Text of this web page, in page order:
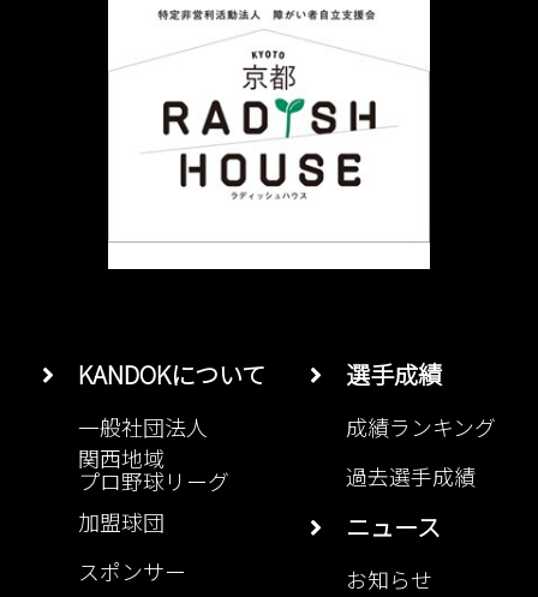
KANDOKについて
一般社団法人
関西地域
プロ野球リーグ
加盟球団
スポンサー
選手成績
成績ランキング
過去選手成績
ニュース
お知らせ